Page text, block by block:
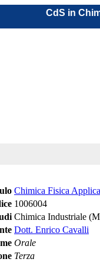
CdS in
Chimica Fisica
1006004
Chimica Industriale
Dott. Enrico Cavalli
Orale
Terza